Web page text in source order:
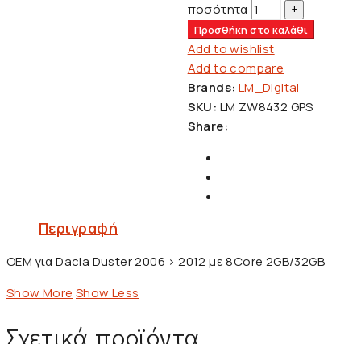
ποσότητα
Προσθήκη στο καλάθι
Add to wishlist
Add to compare
Brands: LM_Digital
SKU: LM ZW8432 GPS
Share:
Περιγραφή
OEM για Dacia Duster 2006 > 2012 με 8Core 2GB/32GB
Show More Show Less
Σχετικά προϊόντα